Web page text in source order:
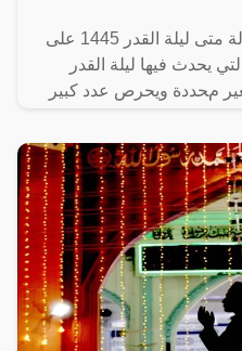
سنتناول من خلال هذه المقالة متى ليلة القدر 1445 على
يحدث فيها ليلة القدر
محددة ويحرص عدد كبير